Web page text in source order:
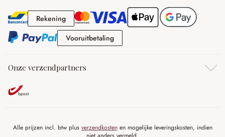
RekeningRekening
VooruitbetalingVooruitbetaling
Onze verzendpartners
Alle prijzen incl. btw plus verzendkostenen mogelijke leveringskosten, indien